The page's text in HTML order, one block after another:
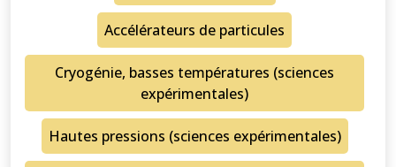
Accélérateurs de particules
Cryogénie, basses températures (sciences
expérimentales)
Hautes pressions (sciences expérimentales)